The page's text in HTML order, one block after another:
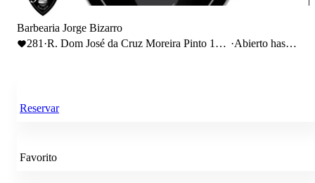
Barbearia Jorge Bizarro
281 ·R. Dom José da Cruz Moreira Pinto 13,
·Abierto hasta
Reservar
Favorito